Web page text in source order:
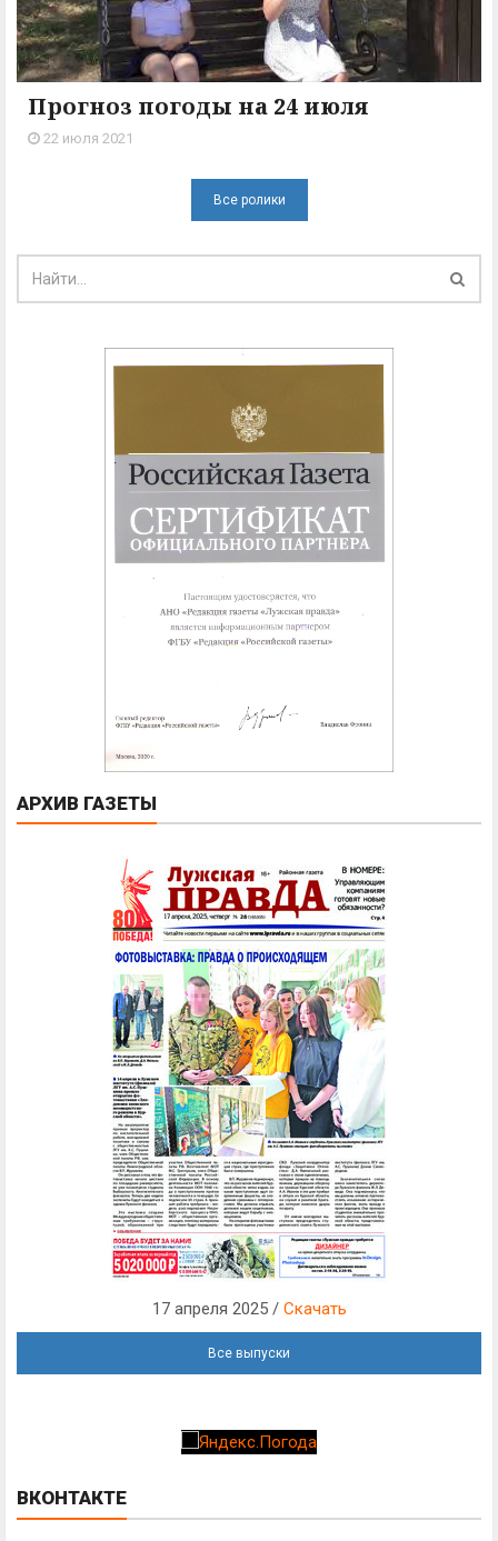
Прогноз погоды на 24 июля
22 июля 2021
Все ролики
АРХИВ ГАЗЕТЫ
17 апреля 2025 / Скачать
Все выпуски
ВКОНТАКТЕ